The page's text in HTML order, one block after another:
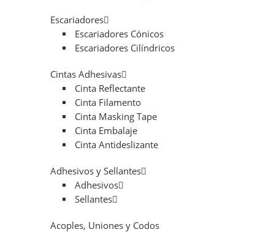
Escariadores
Escariadores Cónicos
Escariadores Cilíndricos
Cintas Adhesivas
Cinta Reflectante
Cinta Filamento
Cinta Masking Tape
Cinta Embalaje
Cinta Antideslizante
Adhesivos y Sellantes
Adhesivos
Sellantes
Acoples, Uniones y Codos